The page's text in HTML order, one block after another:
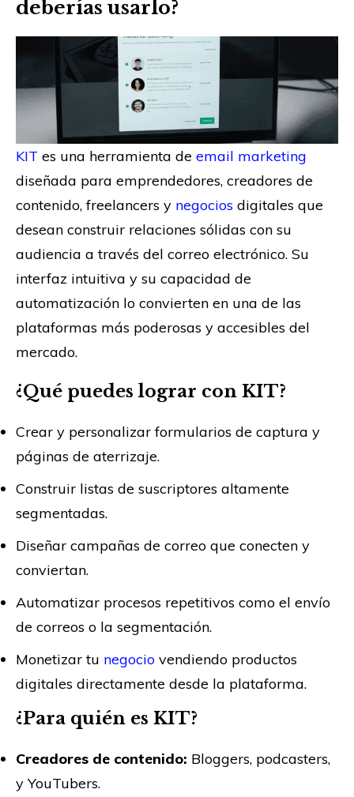
deberías usarlo?
KIT es una herramienta de email marketing
diseñada para emprendedores, creadores de
contenido, freelancers y negocios digitales que
desean construir relaciones sólidas con su
audiencia a través del correo electrónico. Su
interfaz intuitiva y su capacidad de
automatización lo convierten en una de las
plataformas más poderosas y accesibles del
mercado.
¿Qué puedes lograr con KIT?
Crear y personalizar formularios de captura y
páginas de aterrizaje.
Construir listas de suscriptores altamente
segmentadas.
Diseñar campañas de correo que conecten y
conviertan.
Automatizar procesos repetitivos como el envío
de correos o la segmentación.
Monetizar tu negocio vendiendo productos
digitales directamente desde la plataforma.
¿Para quién es KIT?
Creadores de contenido: Bloggers, podcasters,
y YouTubers.